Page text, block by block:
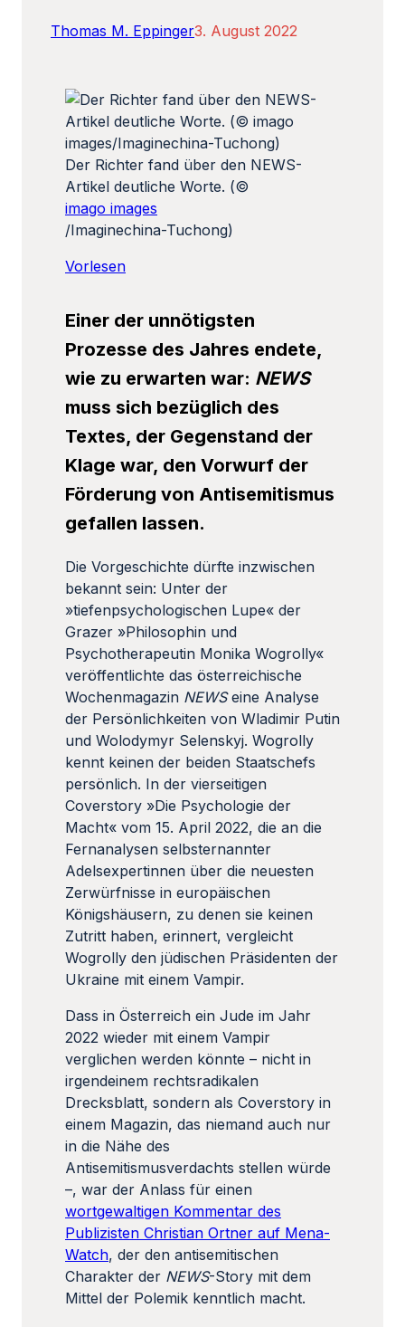
Thomas M. Eppinger3. August 2022
Der Richter fand über den NEWS-
Artikel deutliche Worte. (©
imago images
/Imaginechina-Tuchong)
Vorlesen
Einer der unnötigsten
Prozesse des Jahres endete,
wie zu erwarten war: NEWS
muss sich bezüglich des
Textes, der Gegenstand der
Klage war, den Vorwurf der
Förderung von Antisemitismus
gefallen lassen.
Die Vorgeschichte dürfte inzwischen
bekannt sein: Unter der
»tiefenpsychologischen Lupe« der
Grazer »Philosophin und
Psychotherapeutin Monika Wogrolly«
veröffentlichte das österreichische
Wochenmagazin NEWSeine Analyse
der Persönlichkeiten von Wladimir Putin
und Wolodymyr Selenskyj. Wogrolly
kennt keinen der beiden Staatschefs
persönlich. In der vierseitigen
Coverstory »Die Psychologie der
Macht« vom 15. April 2022, die an die
Fernanalysen selbsternannter
Adelsexpertinnen über die neuesten
Zerwürfnisse in europäischen
Königshäusern, zu denen sie keinen
Zutritt haben, erinnert, vergleicht
Wogrolly den jüdischen Präsidenten der
Ukraine mit einem Vampir.
Dass in Österreich ein Jude im Jahr
2022 wieder mit einem Vampir
verglichen werden könnte – nicht in
irgendeinem rechtsradikalen
Drecksblatt, sondern als Coverstory in
einem Magazin, das niemand auch nur
in die Nähe des
Antisemitismusverdachts stellen würde
–, war der Anlass für einen
wortgewaltigen Kommentar des
Publizisten Christian Ortner auf Mena-
Watch, der den antisemitischen
Charakter der NEWS-Story mit dem
Mittel der Polemik kenntlich macht.